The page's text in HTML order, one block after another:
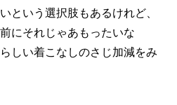
という選択肢もあるけれど、
にそれじゃあもったいな
しい着こなしのさじ加減をみ